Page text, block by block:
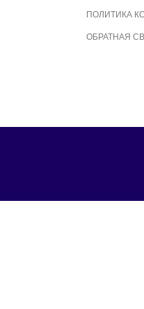
ПОЛИТИКА
ОБРАТНАЯ